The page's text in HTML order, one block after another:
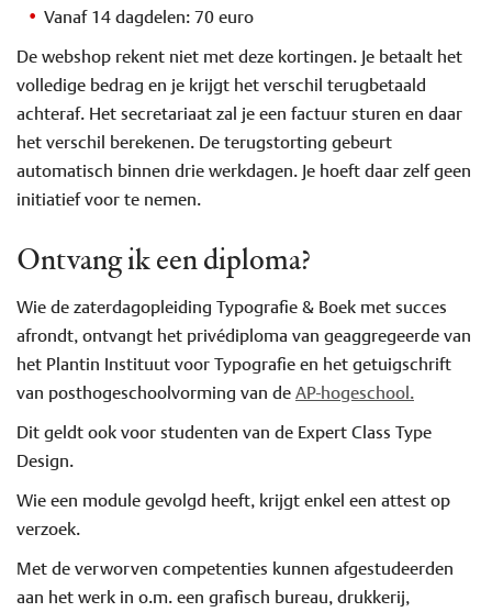
Vanaf 14 dagdelen: 70 euro
De webshop rekent niet met deze kortingen. Je betaalt het
volledige bedrag en je krijgt het verschil terugbetaald
achteraf. Het secretariaat zal je een factuur sturen en daar
het verschil berekenen. De terugstorting gebeurt
automatisch binnen drie werkdagen. Je hoeft daar zelf geen
initiatief voor te nemen.
Ontvang ik een diploma?
Wie de zaterdagopleiding Typografie & Boek met succes
afrondt, ontvangt het privédiploma van geaggregeerde van
het Plantin Instituut voor Typografie en het getuigschrift
van posthogeschoolvorming van de AP-hogeschool.
Dit geldt ook voor studenten van de Expert Class Type
Design.
Wie een module gevolgd heeft, krijgt enkel een attest op
verzoek.
Met de verworven competenties kunnen afgestudeerden
aan het werk in o.m. een grafisch bureau, drukkerij,